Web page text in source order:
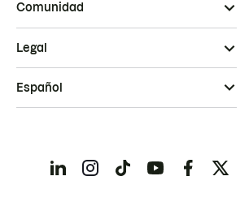
Comunidad
Legal
Español